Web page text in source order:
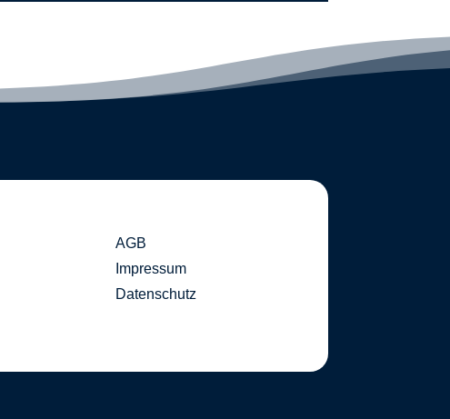
AGB
Impressum
Datenschutz